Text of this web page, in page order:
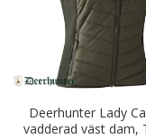
Deerhunter Lady
vadderad väst dam,